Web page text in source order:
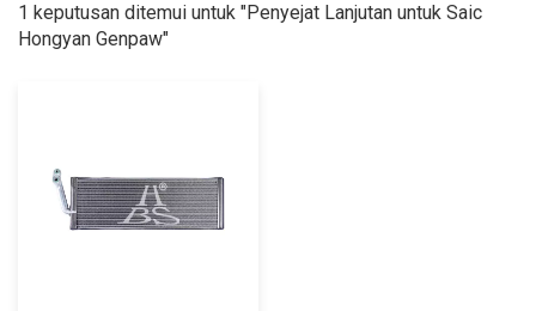
1 keputusan ditemui untuk "Penyejat Lanjutan untuk Saic
Hongyan Genpaw"